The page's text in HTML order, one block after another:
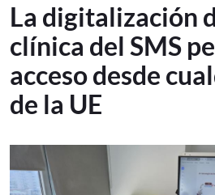
La digitalización
clínica del SMS
acceso desde
de la UE